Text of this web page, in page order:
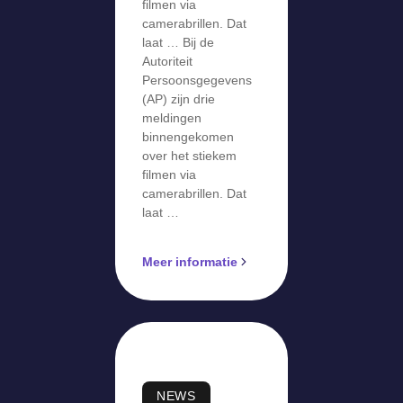
filmen via
camerabrillen. Dat
laat … Bij de
Autoriteit
Persoonsgegevens
(AP) zijn drie
meldingen
binnengekomen
over het stiekem
filmen via
camerabrillen. Dat
laat …
Meer informatie
NEWS